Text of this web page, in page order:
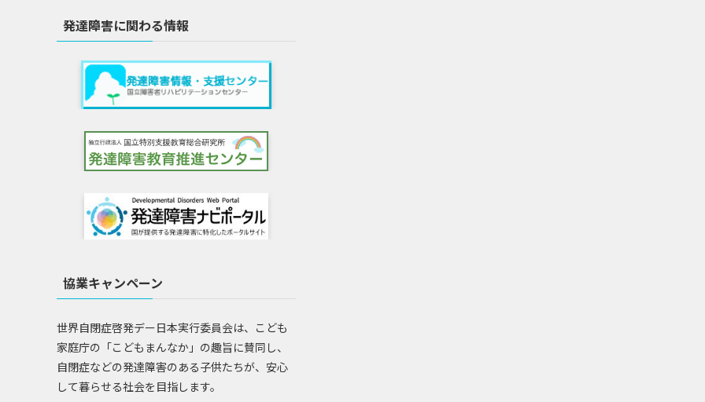
発達障害に関わる情報
協業キャンペーン
世界自閉症啓発デー日本実行委員会は、こども
家庭庁の「こどもまんなか」の趣旨に賛同し、
自閉症などの発達障害のある子供たちが、安心
して暮らせる社会を目指します。